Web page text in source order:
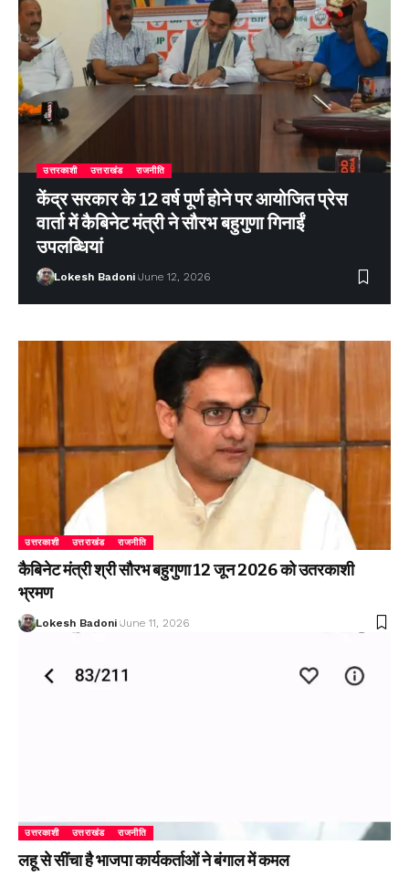
उत्तरकाशी उत्तराखंड राजनीति
केंद्र सरकार के 12 वर्ष पूर्ण होने पर आयोजित प्रेस
वार्ता में कैबिनेट मंत्री ने सौरभ बहुगुणा गिनाईं
उपलब्धियां
Lokesh Badoni June 12, 2026
उत्तरकाशी उत्तराखंड राजनीति
कैबिनेट मंत्री श्री सौरभ बहुगुणा 12 जून 2026 को उतरकाशी
भ्रमण
Lokesh Badoni June 11, 2026
उत्तरकाशी उत्तराखंड राजनीति
लहू से सींचा है भाजपा कार्यकर्ताओं ने बंगाल में कमल